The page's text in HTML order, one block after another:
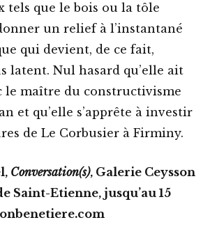
tels que le bois ou la tôle
un relief à l’instantané
qui devient, de ce fait,
latent. Nul hasard qu’elle ait
le maître du constructivisme
et qu’elle s’apprête à investir
de Le Corbusier à Firminy.
Conversation(s), Galerie Ceysson
Saint-Etienne, jusqu’au 15